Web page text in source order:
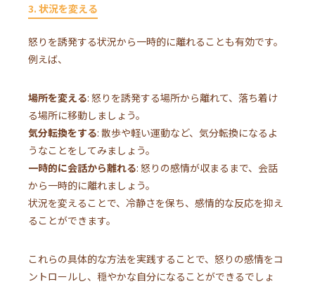
3. 状況を変える
怒りを誘発する状況から一時的に離れることも有効です。
例えば、
場所を変える: 怒りを誘発する場所から離れて、落ち着け
る場所に移動しましょう。
気分転換をする: 散歩や軽い運動など、気分転換になるよ
うなことをしてみましょう。
一時的に会話から離れる: 怒りの感情が収まるまで、会話
から一時的に離れましょう。
状況を変えることで、冷静さを保ち、感情的な反応を抑え
ることができます。
これらの具体的な方法を実践することで、怒りの感情をコ
ントロールし、穏やかな自分になることができるでしょ